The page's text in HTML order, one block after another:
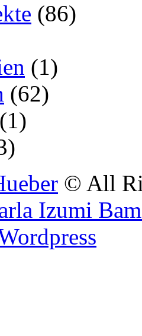
(86)
(1)
(62)
(1)
© All
Izumi